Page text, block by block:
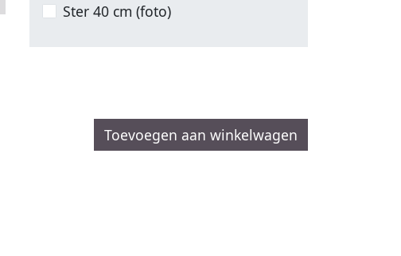
Ster 40 cm (foto)
Toevoegen aan winkelwagen